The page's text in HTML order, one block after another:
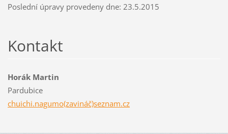
Poslední úpravy provedeny dne: 23.5.2015
Kontakt
Horák Martin
Pardubice
chuichi.nagumo(zavináč)seznam.cz